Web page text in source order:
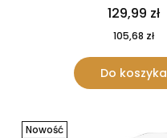
129,99 zł
105,68 zł
Do koszyka
Nowość